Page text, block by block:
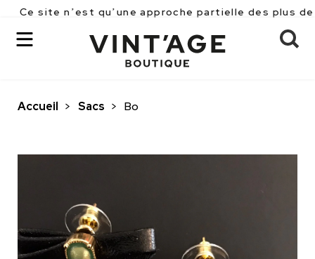
qu’une approche partielle des plus de 2500
Accueil > Sacs > Bo